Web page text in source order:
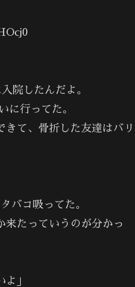
院したんだよ。
に行ってた。
て、骨折した友達はバリ
バコ吸ってた。
来たっていうのが分かっ
」